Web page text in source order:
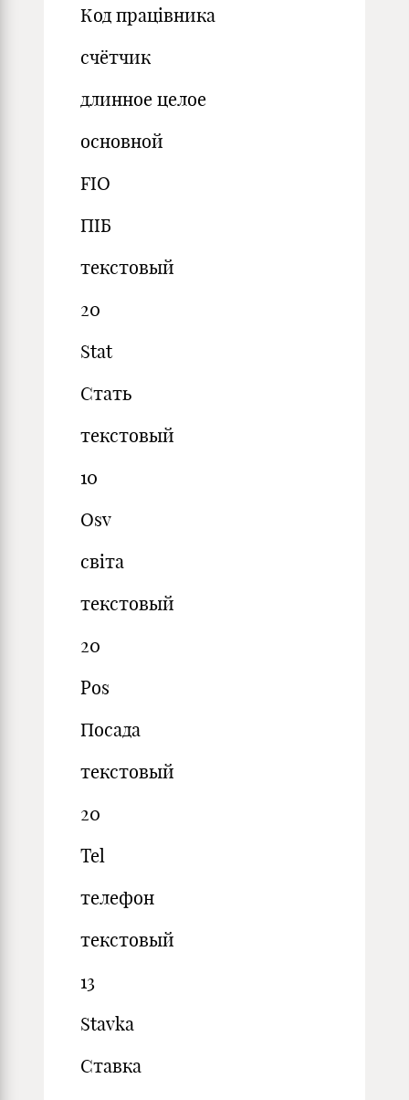
Код працівника
счётчик
длинное целое
основной
FIO
ПІБ
текстовый
20
Stat
Стать
текстовый
10
Osv
світа
текстовый
20
Pos
Посада
текстовый
20
Tel
телефон
текстовый
13
Stavka
Ставка